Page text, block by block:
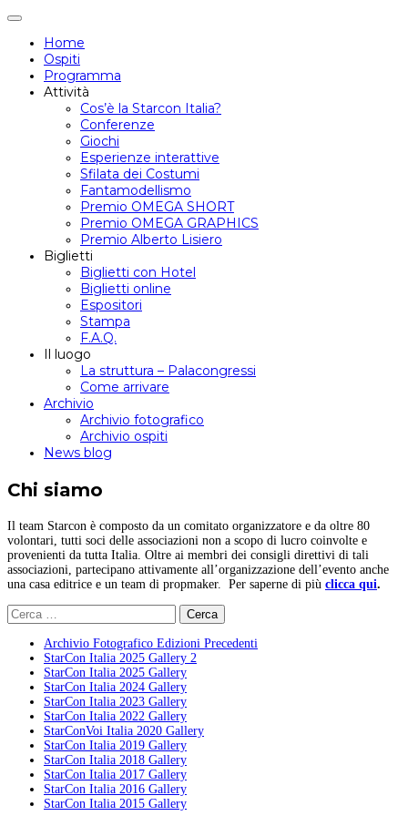
Attiva/disattiva
navigazione
Home
Ospiti
Programma
Attività
Cos’è la Starcon Italia?
Conferenze
Giochi
Esperienze interattive
Sfilata dei Costumi
Fantamodellismo
Premio OMEGA SHORT
Premio OMEGA GRAPHICS
Premio Alberto Lisiero
Biglietti
Biglietti con Hotel
Biglietti online
Espositori
Stampa
F.A.Q.
Il luogo
La struttura – Palacongressi
Come arrivare
Archivio
Archivio fotografico
Archivio ospiti
News blog
Chi siamo
Il team Starcon è composto da un comitato organizzatore e da oltre 80
volontari, tutti soci delle associazioni non a scopo di lucro coinvolte e
provenienti da tutta Italia. Oltre ai membri dei consigli direttivi di tali
associazioni, partecipano attivamente all’organizzazione dell’evento anche
una casa editrice e un team di propmaker. Per saperne di più clicca qui.
Ricerca
per:
Archivio Fotografico Edizioni Precedenti
StarCon Italia 2025 Gallery 2
StarCon Italia 2025 Gallery
StarCon Italia 2024 Gallery
StarCon Italia 2023 Gallery
StarCon Italia 2022 Gallery
StarConVoi Italia 2020 Gallery
StarCon Italia 2019 Gallery
StarCon Italia 2018 Gallery
StarCon Italia 2017 Gallery
StarCon Italia 2016 Gallery
StarCon Italia 2015 Gallery